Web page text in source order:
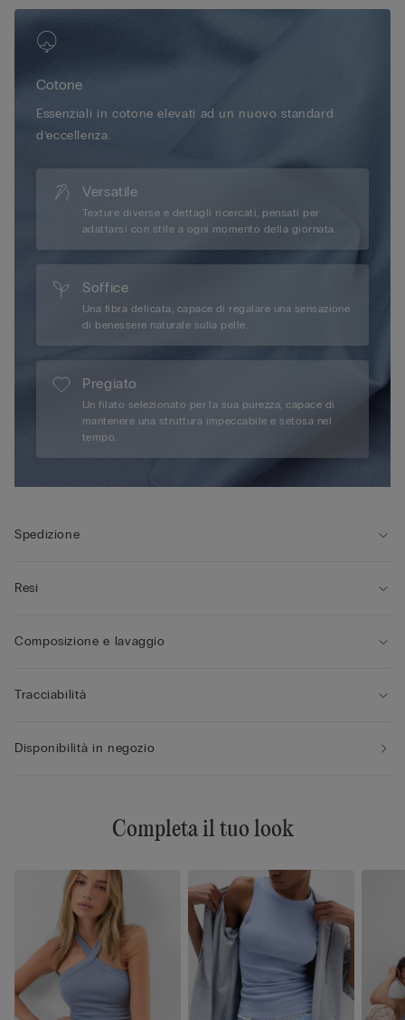
Cotone
Essenziali in cotone elevati ad un nuovo standard
d’eccellenza.
Versatile
Texture diverse e dettagli ricercati, pensati per
adattarsi con stile a ogni momento della giornata.
Soffice
Una fibra delicata, capace di regalare una sensazione
di benessere naturale sulla pelle.
Pregiato
Un filato selezionato per la sua purezza, capace di
mantenere una struttura impeccabile e setosa nel
tempo.
Spedizione
Resi
Composizione e lavaggio
Tracciabilità
Disponibilità in negozio
Completa il tuo look